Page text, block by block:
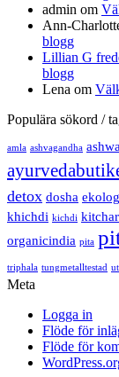
admin om
Ann-
blogg
Lillian G
blogg
Lena om
Populära sökord /
amla ashvagandha
detox dosha
khichdi kichdi
organicindia pita
triphala tungmetalltestad
Meta
Logga in
Flöde för
Flöde för